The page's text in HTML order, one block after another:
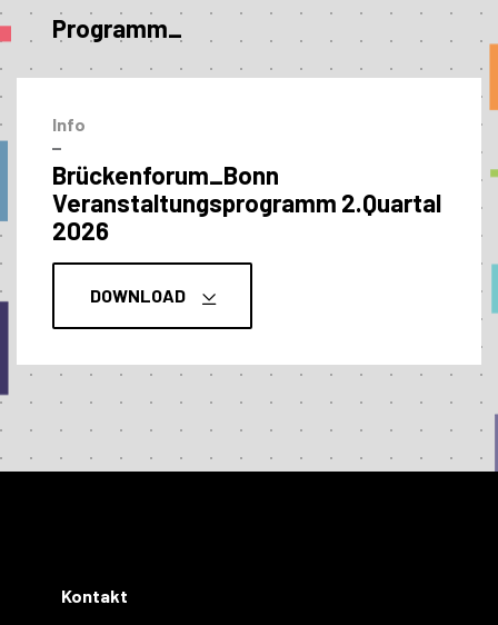
Programm_
Info
–
Brückenforum_Bonn
Veranstaltungs­programm 2.Quartal
2026
DOWNLOAD
Kontakt